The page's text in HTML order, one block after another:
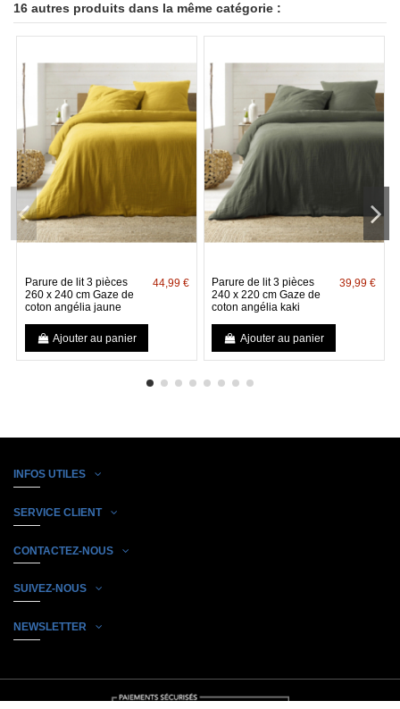
16 autres produits dans la même catégorie :
Parure de lit 3 pièces
260 x 240 cm Gaze de
coton angélia jaune
44,99 €
Ajouter au panier
Parure de lit 3 pièces
240 x 220 cm Gaze de
coton angélia kaki
39,99 €
Ajouter au panier
INFOS UTILES
SERVICE CLIENT
CONTACTEZ-NOUS
SUIVEZ-NOUS
NEWSLETTER